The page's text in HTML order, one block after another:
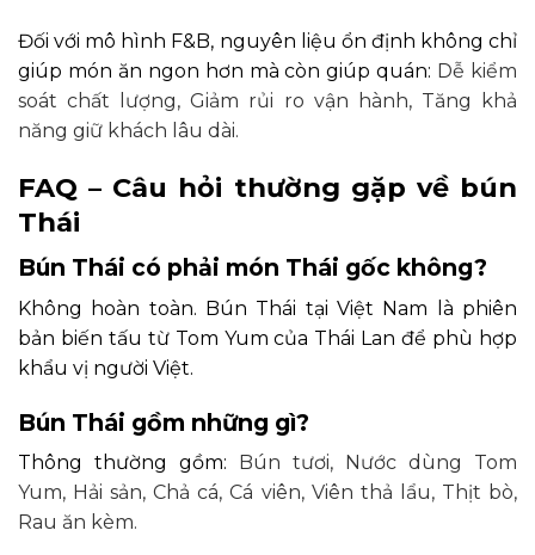
Đối với mô hình F&B, nguyên liệu ổn định không chỉ
giúp món ăn ngon hơn mà còn giúp quán: Dễ kiểm
soát chất lượng,Giảm rủi ro vận hành, Tăng khả
năng giữ khách lâu dài.
FAQ – Câu hỏi thường gặp về bún
Thái
Bún Thái có phải món Thái gốc không?
Không hoàn toàn. Bún Thái tại Việt Nam là phiên
bản biến tấu từ Tom Yum của Thái Lan để phù hợp
khẩu vị người Việt.
Bún Thái gồm những gì?
Thông thường gồm: Bún tươi,
Nước dùng Tom
Yum, Hải sản,Chả cá,Cá viên, Viên thả lẩu, Thịt bò,
Rau ăn kèm.